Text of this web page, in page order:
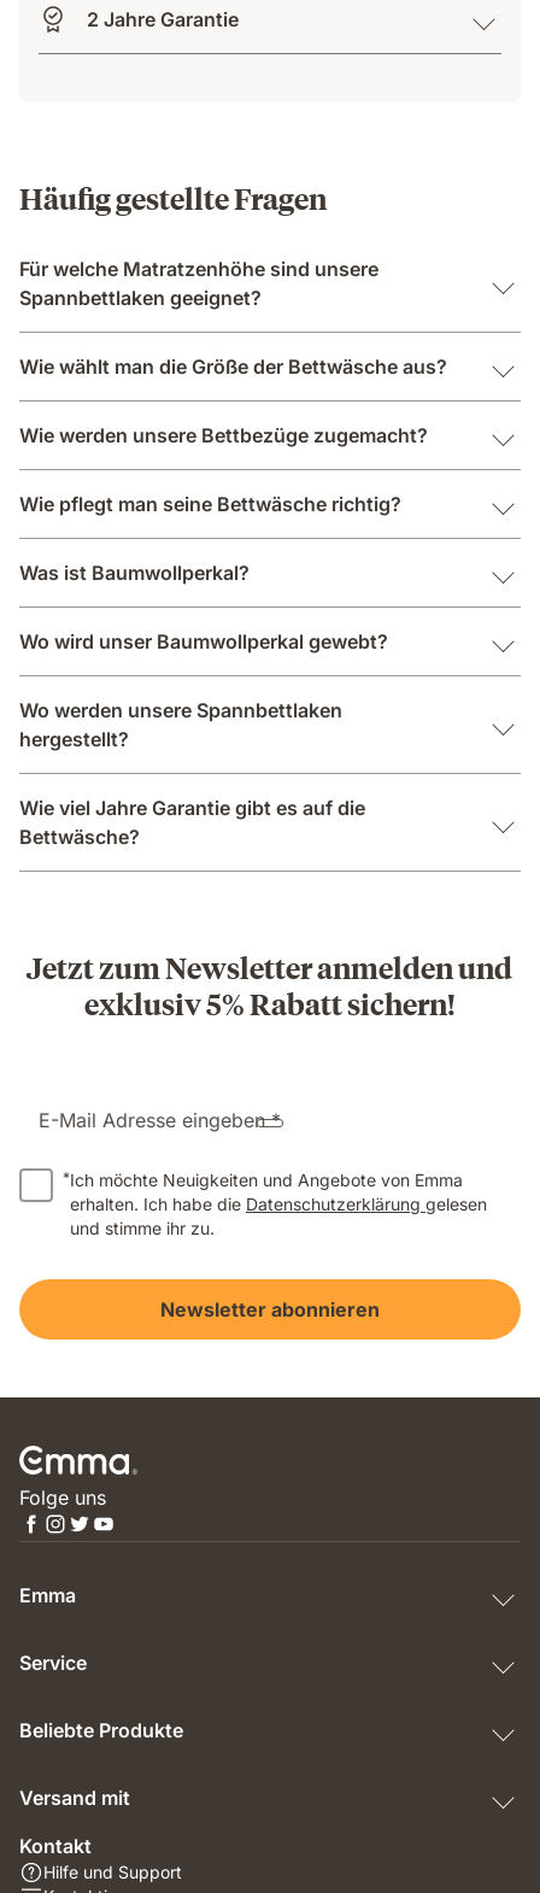
2 Jahre Garantie
Häufig gestellte Fragen
Für welche Matratzenhöhe sind unsere
Spannbettlaken geeignet?
Wie wählt man die Größe der Bettwäsche aus?
Wie werden unsere Bettbezüge zugemacht?
Wie pflegt man seine Bettwäsche richtig?
Was ist Baumwollperkal?
Wo wird unser Baumwollperkal gewebt?
Wo werden unsere Spannbettlaken
hergestellt?
Wie viel Jahre Garantie gibt es auf die
Bettwäsche?
Jetzt zum Newsletter anmelden und
exklusiv 5% Rabatt sichern!
E-Mail Adresse eingeben *
*Ich möchte Neuigkeiten und Angebote von Emma
erhalten. Ich habe die Datenschutzerklärung gelesen
und stimme ihr zu.
Newsletter abonnieren
Folge uns
Emma
Service
Beliebte Produkte
Versand mit
Kontakt
Hilfe und Support